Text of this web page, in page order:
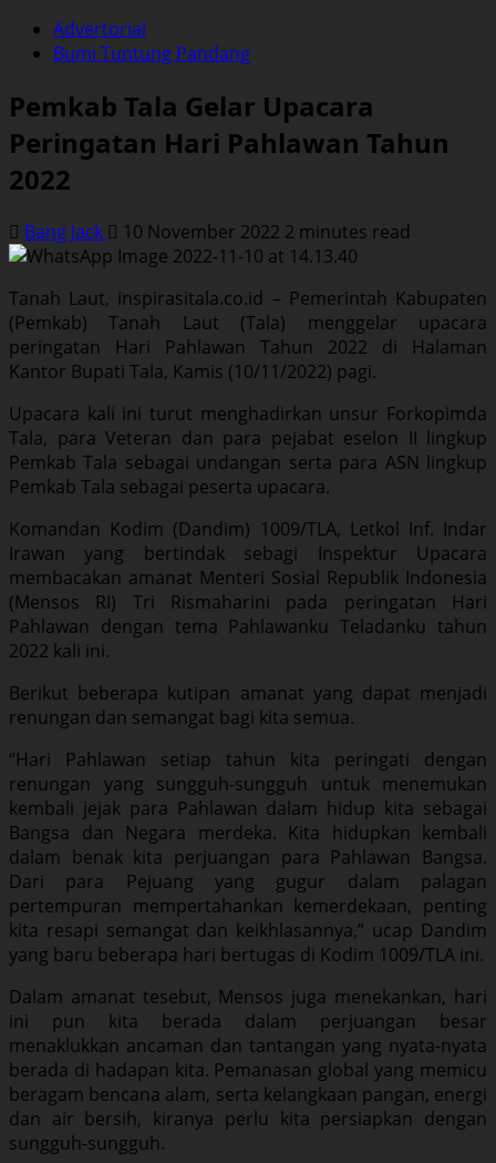
Advertorial
Bumi Tuntung Pandang
Pemkab Tala Gelar Upacara
Peringatan Hari Pahlawan Tahun
2022
Bang Jack 10 November 2022 2 minutes read
Tanah Laut, inspirasitala.co.id – Pemerintah Kabupaten
(Pemkab) Tanah Laut (Tala) menggelar upacara
peringatan Hari Pahlawan Tahun 2022 di Halaman
Kantor Bupati Tala, Kamis (10/11/2022) pagi.
Upacara kali ini turut menghadirkan unsur Forkopimda
Tala, para Veteran dan para pejabat eselon II lingkup
Pemkab Tala sebagai undangan serta para ASN lingkup
Pemkab Tala sebagai peserta upacara.
Komandan Kodim (Dandim) 1009/TLA, Letkol Inf. Indar
Irawan yang bertindak sebagi Inspektur Upacara
membacakan amanat Menteri Sosial Republik Indonesia
(Mensos RI) Tri Rismaharini pada peringatan Hari
Pahlawan dengan tema Pahlawanku Teladanku tahun
2022 kali ini.
Berikut beberapa kutipan amanat yang dapat menjadi
renungan dan semangat bagi kita semua.
“Hari Pahlawan setiap tahun kita peringati dengan
renungan yang sungguh-sungguh untuk menemukan
kembali jejak para Pahlawan dalam hidup kita sebagai
Bangsa dan Negara merdeka. Kita hidupkan kembali
dalam benak kita perjuangan para Pahlawan Bangsa.
Dari para Pejuang yang gugur dalam palagan
pertempuran mempertahankan kemerdekaan, penting
kita resapi semangat dan keikhlasannya,” ucap Dandim
yang baru beberapa hari bertugas di Kodim 1009/TLA ini.
Dalam amanat tesebut, Mensos juga menekankan, hari
ini pun kita berada dalam perjuangan besar
menaklukkan ancaman dan tantangan yang nyata-nyata
berada di hadapan kita. Pemanasan global yang memicu
beragam bencana alam, serta kelangkaan pangan, energi
dan air bersih, kiranya perlu kita persiapkan dengan
sungguh-sungguh.